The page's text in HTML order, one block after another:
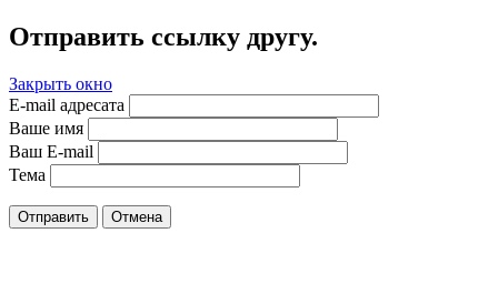
Отправить ссылку другу.
Закрыть окно
E-mail адресата
Ваше имя
Ваш E-mail
Тема
Отправить Отмена